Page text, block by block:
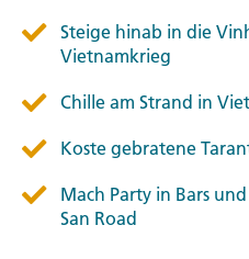
Steige hinab in die
Vietnamkrieg
Chille am Strand in
Koste gebratene
Mach Party in Bars
San Road